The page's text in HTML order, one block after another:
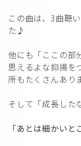
この曲は、3曲聴
た♪
他にも「ここの部
思えるよな抑揚を
所もたくさんあり
そして「成長した
「あとは細かいと